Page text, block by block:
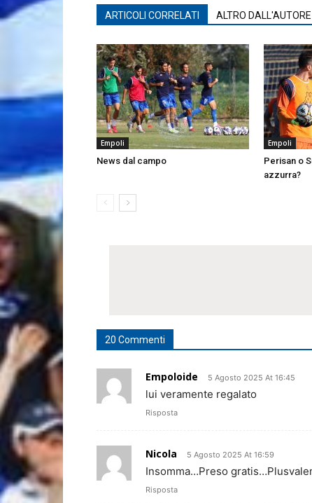
ARTICOLI CORRELATI ALTRO DALL'AUTORE
Empoli
News dal campo
Empoli
Perisan o
azzurra?
20 Commenti
Empoloide 5 Agosto 2025 At 16:45
lui veramente regalato
Risposta
Nicola 5 Agosto 2025 At 16:59
Insomma…Preso
Risposta